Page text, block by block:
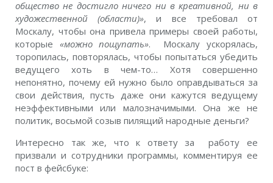
общество не достигло ничего ни в креативной, ни в
художественной (области)», и все требовал от
Москалу, чтобы она привела примеры своей работы,
которые «можно пощупать». Москалу ускорялась,
торопилась, повторялась, чтобы попытаться убедить
ведущего хоть в чем-то… Хотя совершенно
непонятно, почему ей нужно было оправдываться за
свои действия, пусть даже они кажутся ведущему
неэффективными или малозначимыми. Она же не
политик, восьмой созыв пилящий народные деньги?
Интересно так же, что к ответу за работу ее
призвали и сотрудники программы, комментируя ее
пост в фейсбуке: